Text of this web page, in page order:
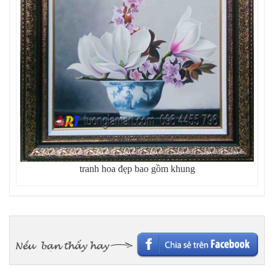
tranh hoa đẹp bao gồm khung